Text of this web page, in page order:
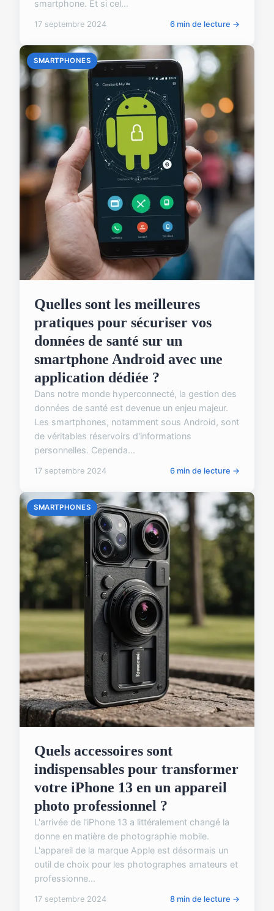
smartphone. Et si cel...
17 septembre 2024 6 min de lecture →
SMARTPHONES
Quelles sont les meilleures
pratiques pour sécuriser vos
données de santé sur un
smartphone Android avec une
application dédiée ?
Dans notre monde hyperconnecté, la gestion des
données de santé est devenue un enjeu majeur.
Les smartphones, notamment sous Android, sont
de véritables réservoirs d'informations
personnelles. Cependa...
17 septembre 2024 6 min de lecture →
SMARTPHONES
Quels accessoires sont
indispensables pour transformer
votre iPhone 13 en un appareil
photo professionnel ?
L'arrivée de l'iPhone 13 a littéralement changé la
donne en matière de photographie mobile.
L'appareil de la marque Apple est désormais un
outil de choix pour les photographes amateurs et
professionne...
17 septembre 2024 8 min de lecture →